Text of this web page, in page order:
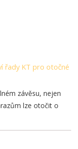
řady KT pro otočné
závěsu, nejen
lze otočit o